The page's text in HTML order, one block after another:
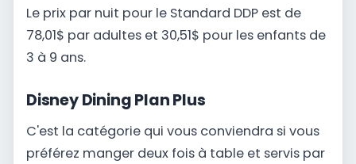
Le prix par nuit pour le Standard DDP est de
78,01$ par adultes et 30,51$ pour les enfants de
3 à 9 ans.
Disney Dining Plan Plus
C'est la catégorie qui vous conviendra si vous
préférez manger deux fois à table et servis par